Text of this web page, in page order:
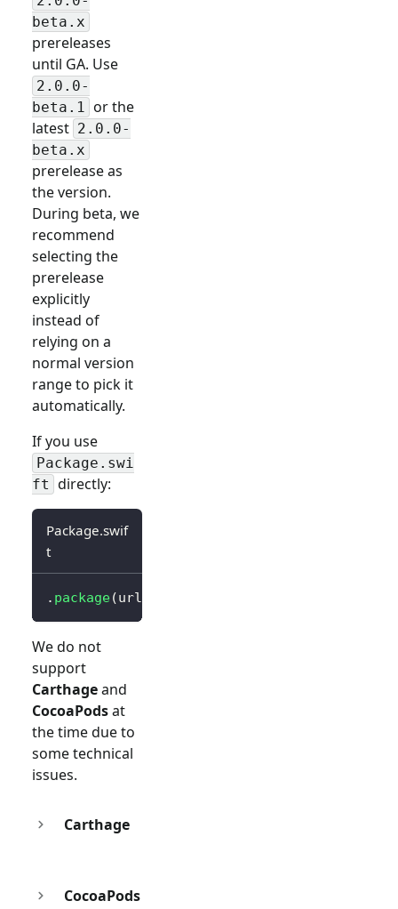
beta.x
prereleases
until GA. Use
2.0.0-
beta.1 or the
latest 2.0.0-
beta.x
prerelease as
the version.
During beta, we
recommend
selecting the
prerelease
explicitly
instead of
relying on a
normal version
range to pick it
automatically.
If you use
Package.swi
ft directly:
Package.swif
t
. package(url
We do not
support
Carthageand
CocoaPodsat
the time due to
some technical
issues.
Carthage
CocoaPods